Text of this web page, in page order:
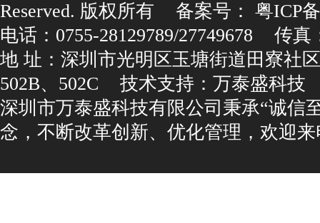
Reserved.版权所有
备案号：
粤ICP
电话：0755-28129789/27749678
传真
地址：深圳市光明区玉塘街道田寮社
502B、502C
技术支持： 万泰盛科技
深圳市万泰盛科技有限公司秉承“诚信
念，不断改革创新、优化管理，欢迎